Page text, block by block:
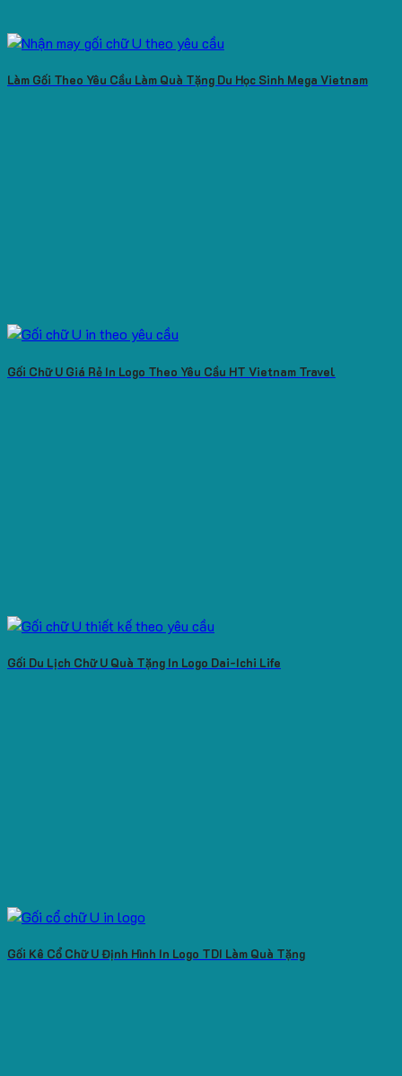
Làm Gối Theo Yêu Cầu Làm Quà Tặng Du Học Sinh Mega Vietnam
Gối Chữ U Giá Rẻ In Logo Theo Yêu Cầu HT Vietnam Travel
Gối Du Lịch Chữ U Quà Tặng In Logo Dai-Ichi Life
Gối Kê Cổ Chữ U Định Hình In Logo TDI Làm Quà Tặng